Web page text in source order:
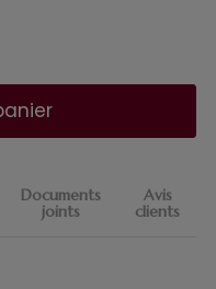
Documents
joints
Avis
clients